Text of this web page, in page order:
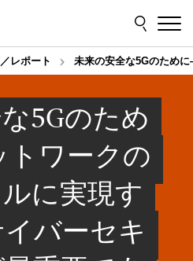
レポート 未来の安全な5Gのため
5Gのため
ワークの
に実現す
バーセキ